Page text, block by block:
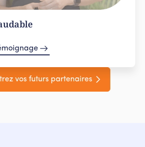
vos futurs partenaires